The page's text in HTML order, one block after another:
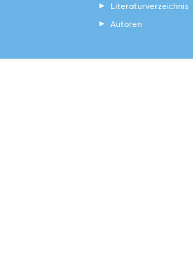
Literaturverzeichnis
Autoren